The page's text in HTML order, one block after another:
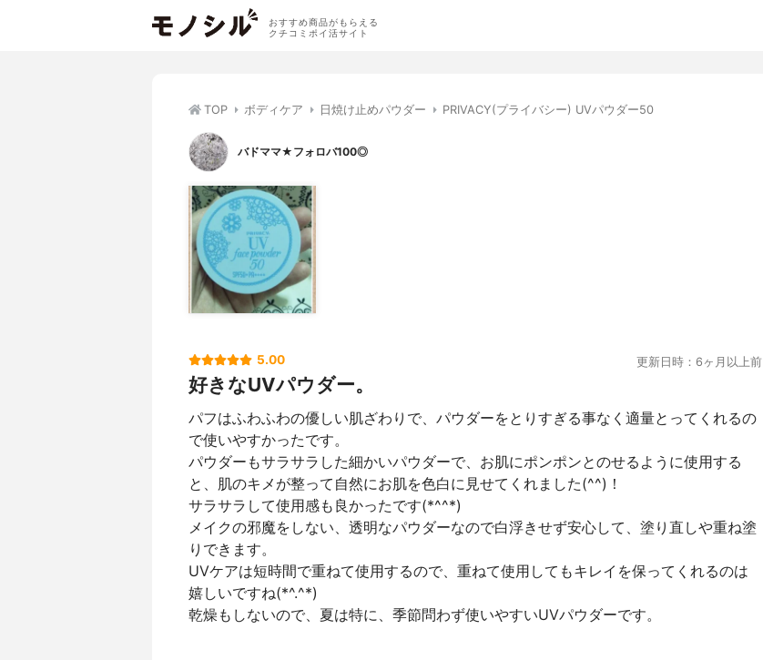
おすすめ商品がもらえる
クチコミポイ活サイト
TOP ボディケア 日焼け止めパウダー PRIVACY(プライバシー) UVパウダー50
バドママ★フォロバ100◎
5.00 更新日時：6ヶ月以上前
好きなUVパウダー。
パフはふわふわの優しい肌ざわりで、パウダーをとりすぎる事なく適量とってくれるの
で使いやすかったです。
パウダーもサラサラした細かいパウダーで、お肌にポンポンとのせるように使用する
と、肌のキメが整って自然にお肌を色白に見せてくれました(^^)！
サラサラして使用感も良かったです(*^^*)
メイクの邪魔をしない、透明なパウダーなので白浮きせず安心して、塗り直しや重ね塗
りできます。
UVケアは短時間で重ねて使用するので、重ねて使用してもキレイを保ってくれるのは
嬉しいですね(*^.^*)
乾燥もしないので、夏は特に、季節問わず使いやすいUVパウダーです。